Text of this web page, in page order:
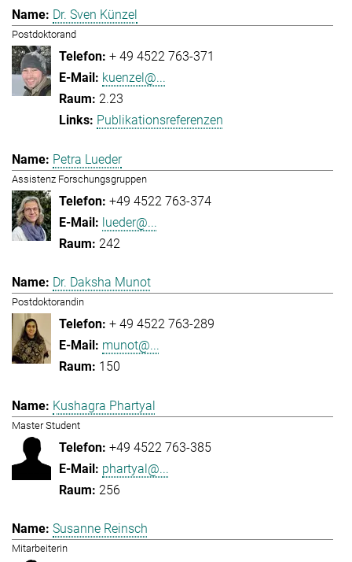
Dr. Sven Künzel
Postdoktorand
+ 49 4522 763-371
kuenzel@...
2.23
Publikationsreferenzen
Petra Lueder
Assistenz Forschungsgruppen
+49 4522 763-374
lueder@...
242
Dr. Daksha Munot
Postdoktorandin
+ 49 4522 763-289
munot@...
150
Kushagra Phartyal
Master Student
+49 4522 763-385
phartyal@...
256
Susanne Reinsch
Mitarbeiterin